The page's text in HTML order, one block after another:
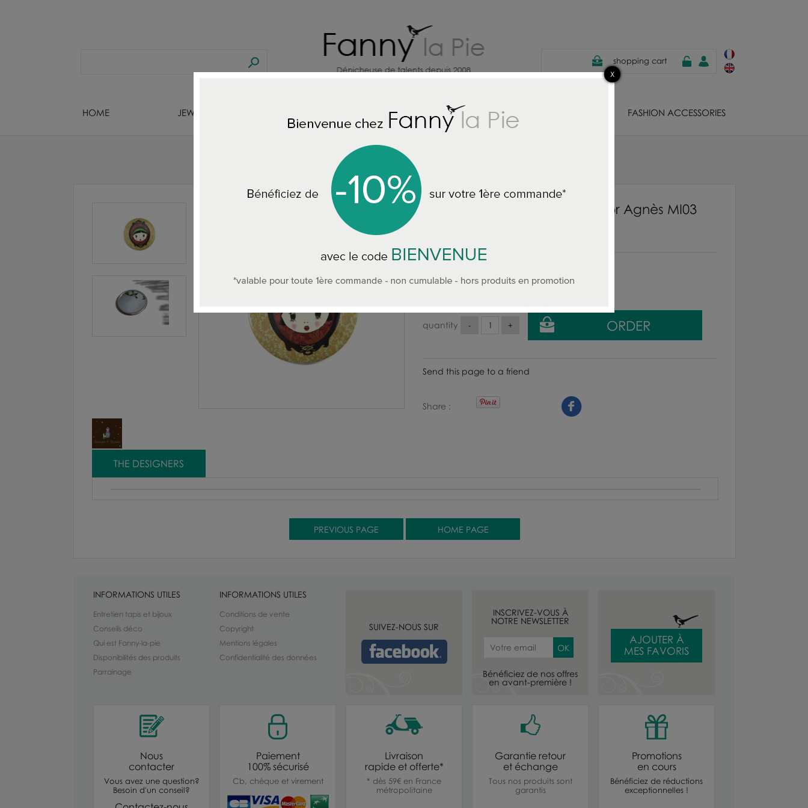
shopping cart
HOME JEWELS DESIGNERS HOME DECORATION DESIGNERS FASHION ACCESSORIES
ALL THE ACCESSORIES Georges & Rosalie round mirror Agnès MI03
Georges & Rosalie round mirror Agnès MI03
25.00€Including tax
quantity
Send this page to a friend
Share
THE DESIGNERS
INFORMATIONS UTILES
Entretien tapis et bijoux
Conseils déco
Qui est Fanny-la-pie
Disponibilités des produits
Parrainage
INFORMATIONS UTILES
Conditions de vente
Copyright
Mentions légales
Confidentialité des données
SUIVEZ-NOUS SUR
INSCRIVEZ-VOUS À
NOTRE NEWSLETTER
Bénéficiez de nos offres
en avant-première !
AJOUTER À
MES FAVORIS
Nous
contacter
Vous avez une question?
Besoin d'un conseil?
Paiement
100% sécurisé
Cb, chèque et virement
Livraison
rapide et offerte*
* dès 59€ en France
métropolitaine
Garantie retour
et échange
Tous nos produits sont
garantis
Promotions
en cours
Bénéficiez de réductions
exceptionnelles !